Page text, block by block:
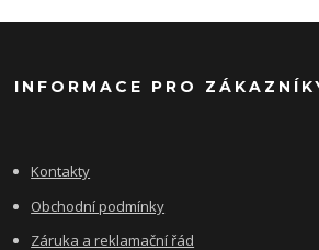
INFORMACE PRO
Kontakty
Obchodní podmínky
Záruka a reklamační řád